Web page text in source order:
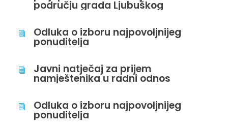
području grada Ljubuškog
i Odluka o izboru najpovoljnijeg
ponuditelja
i Javni natječaj za prijem
namještenika u radni odnos
i Odluka o izboru najpovoljnijeg
ponuditelja